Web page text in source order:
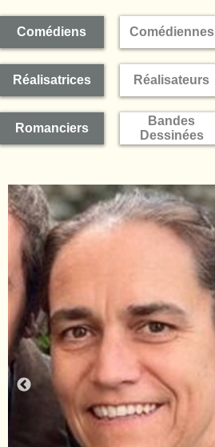
Comédiens Comédiennes
Réalisatrices Réalisateurs
Romanciers
Bandes
Dessinées